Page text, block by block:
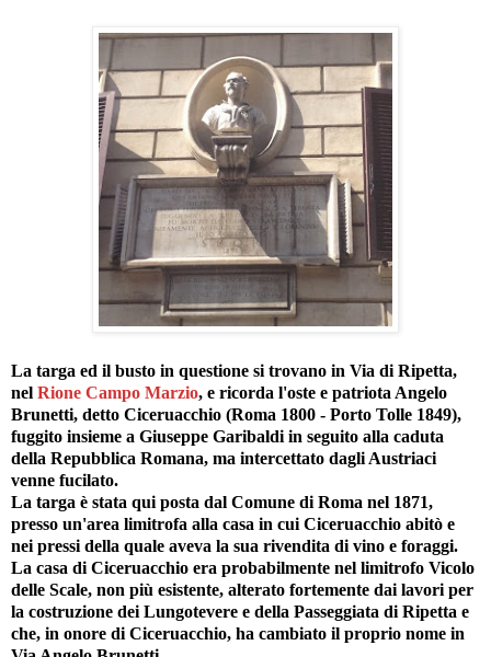
La targa ed il busto in questione si trovano in Via di Ripetta,
nel Rione Campo Marzio, e ricorda l'oste e patriota Angelo
Brunetti, detto Ciceruacchio (Roma 1800 - Porto Tolle 1849),
fuggito insieme a Giuseppe Garibaldi in seguito alla caduta
della Repubblica Romana, ma intercettato dagli Austriaci
venne fucilato.
La targa è stata qui posta dal Comune di Roma nel 1871,
presso un'area limitrofa alla casa in cui Ciceruacchio abitò e
nei pressi della quale aveva la sua rivendita di vino e foraggi.
La casa di Ciceruacchio era probabilmente nel limitrofo Vicolo
delle Scale, non più esistente, alterato fortemente dai lavori per
la costruzione dei Lungotevere e della Passeggiata di Ripetta e
che, in onore di Ciceruacchio, ha cambiato il proprio nome in